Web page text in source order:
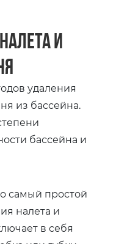
и
удаления
из бассейна.
бассейна и
самый простой
налета и
в себя